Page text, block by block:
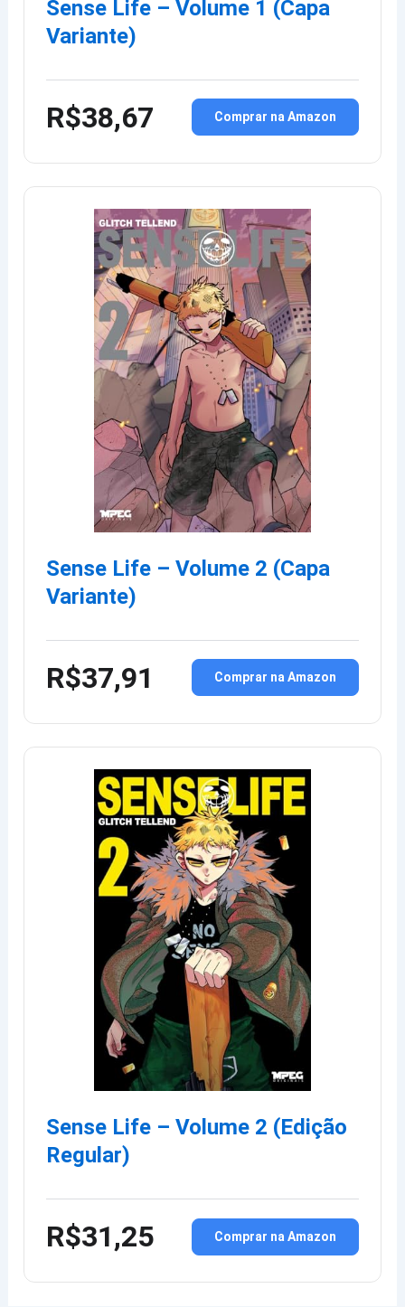
Sense Life – Volume 1 (Capa
Variante)
R$38,67 Comprar na Amazon
Sense Life – Volume 2 (Capa
Variante)
R$37,91 Comprar na Amazon
Sense Life – Volume 2 (Edição
Regular)
R$31,25 Comprar na Amazon